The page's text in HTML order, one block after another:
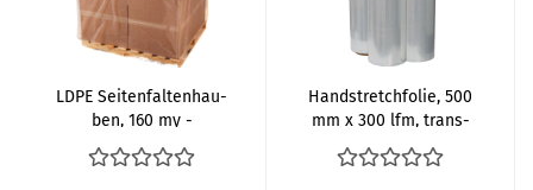
LDPE Sei­ten­fal­ten­hau­
ben, 160 my -
1.300+900x1.200...
Handstretch­fo­lie, 500
mm x 300 lfm, trans­
pa­rent...